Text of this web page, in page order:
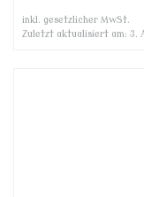
inkl. gesetzlicher MwSt.
Zuletzt aktualisiert am: 3.